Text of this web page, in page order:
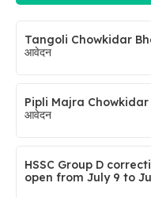
Tangoli Chowkidar
आवेदन
Pipli Majra Chowkidar
आवेदन
HSSC Group D
open from July 9 to